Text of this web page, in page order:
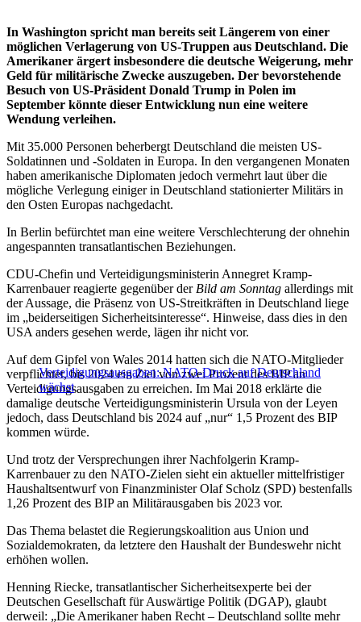
In Washington spricht man bereits seit Längerem von einer
möglichen Verlagerung von US-Truppen aus Deutschland. Die
Amerikaner ärgert insbesondere die deutsche Weigerung, mehr
Geld für militärische Zwecke auszugeben. Der bevorstehende
Besuch von US-Präsident Donald Trump in Polen im
September könnte dieser Entwicklung nun eine weitere
Wendung verleihen.
Mit 35.000 Personen beherbergt Deutschland die meisten US-
Soldatinnen und -Soldaten in Europa. In den vergangenen Monaten
haben amerikanische Diplomaten jedoch vermehrt laut über die
mögliche Verlegung einiger in Deutschland stationierter Militärs in
den Osten Europas nachgedacht.
In Berlin befürchtet man eine weitere Verschlechterung der ohnehin
angespannten transatlantischen Beziehungen.
CDU-Chefin und Verteidigungsministerin Annegret Kramp-
Karrenbauer reagierte gegenüber derBild am Sonntag allerdings mit
der Aussage, die Präsenz von US-Streitkräften in Deutschland liege
im „beiderseitigen Sicherheitsinteresse“. Hinweise, dass dies in den
USA anders gesehen werde, lägen ihr nicht vor.
Verteidigungsausgaben: NATO-Druck auf Deutschland
wächst
Auf dem Gipfel von Wales 2014 hatten sich die NATO-Mitglieder
verpflichtet, bis 2024 ein Ziel von zwei Prozent des BIP an
Verteidigungsausgaben zu erreichen. Im Mai 2018 erklärte die
damalige deutsche Verteidigungsministerin Ursula von der Leyen
jedoch, dass Deutschland bis 2024 auf „nur“ 1,5 Prozent des BIP
kommen würde.
Und trotz der Versprechungen ihrer Nachfolgerin Kramp-
Karrenbauer zu den NATO-Zielen sieht ein aktueller mittelfristiger
Haushaltsentwurf von Finanzminister Olaf Scholz (SPD) bestenfalls
1,26 Prozent des BIP an Militärausgaben bis 2023 vor.
Das Thema belastet die Regierungskoalition aus Union und
Sozialdemokraten, da letztere den Haushalt der Bundeswehr nicht
erhöhen wollen.
Henning Riecke, transatlantischer Sicherheitsexperte bei der
Deutschen Gesellschaft für Auswärtige Politik (DGAP), glaubt
derweil: „Die Amerikaner haben Recht – Deutschland sollte mehr